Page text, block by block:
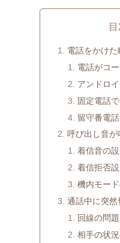
電話をかけた
電話がコ
アンドロ
固定電話
留守番電
呼び出し音が
着信音の
着信拒否
機内モー
通話中に突然
回線の問
相手の状